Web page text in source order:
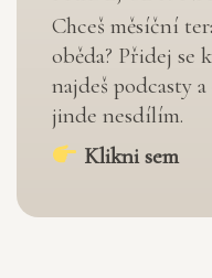
Chceš měsíční
oběda? Přidej se
najdeš podcasty
jinde nesdílím.
Klikni sem